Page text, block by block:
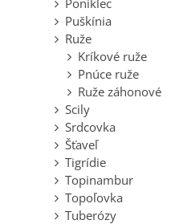
Poniklec
Puškínia
Ruže
Kríkové ruže
Pnúce ruže
Ruže záhonové
Scily
Srdcovka
Šťaveľ
Tigrídie
Topinambur
Topoľovka
Tuberózy